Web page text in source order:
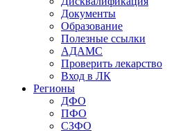
Документы
Образование
Полезные ссылки
АДАМС
Проверить лекарство
Вход в ЛК
Регионы
ДФО
ПФО
СЗФО